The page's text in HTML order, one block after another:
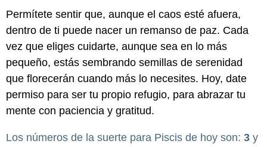
Permítete sentir que, aunque el caos esté afuera,
dentro de ti puede nacer un remanso de paz. Cada
vez que eliges cuidarte, aunque sea en lo más
pequeño, estás sembrando semillas de serenidad
que florecerán cuando más lo necesites. Hoy, date
permiso para ser tu propio refugio, para abrazar tu
mente con paciencia y gratitud.
Los números de la suerte para Piscis de hoy son: 3 y